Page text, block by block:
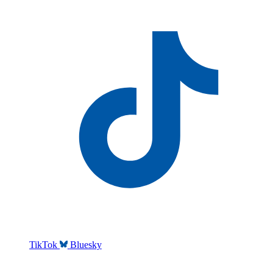
TikTok Bluesky